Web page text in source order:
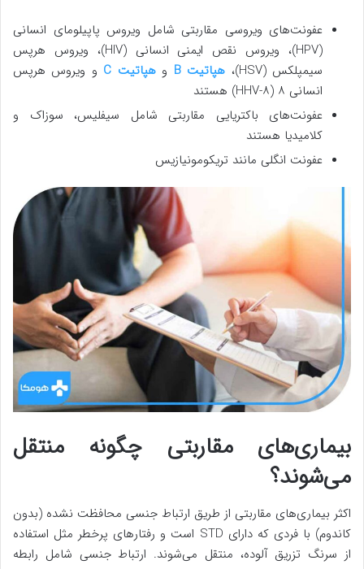
عفونت‌های ویروسی مقاربتی شامل ویروس پاپیلومای انسانی
(HPV)، ویروس نقص ایمنی انسانی (HIV)، ویروس هرپس
سیمپلکس (HSV)،
هپاتیت B و هپاتیت C
و ویروس هرپس
انسانی ۸ (HHV-۸) هستند
عفونت‌های باکتریایی مقاربتی شامل سیفلیس، سوزاک و
کلامیدیا هستند
عفونت انگلی مانند تریکومونیازیس
بیماری‌های مقاربتی چگونه منتقل
می‌شوند؟
اکثر بیماری‌های مقاربتی از طریق ارتباط جنسی محافظت نشده (بدون
کاندوم) با فردی که دارای STD است و رفتارهای پرخطر مثل استفاده
از سرنگ تزریق آلوده، منتقل می‌شوند. ارتباط جنسی شامل رابطه